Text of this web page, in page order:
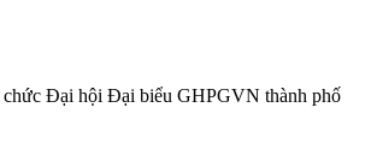
chức Đại hội Đại biểu GHPGVN thành phố